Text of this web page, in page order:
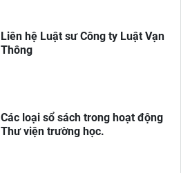
Liên hệ Luật sư Công ty Luật Vạn
Thông
Các loại sổ sách trong hoạt động
Thư viện trường học.